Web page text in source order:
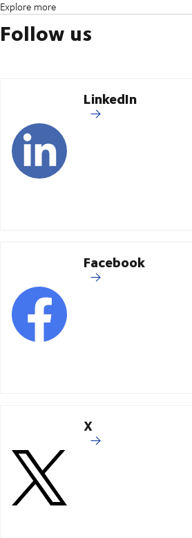
Explore more
Follow us
LinkedIn
Facebook
X